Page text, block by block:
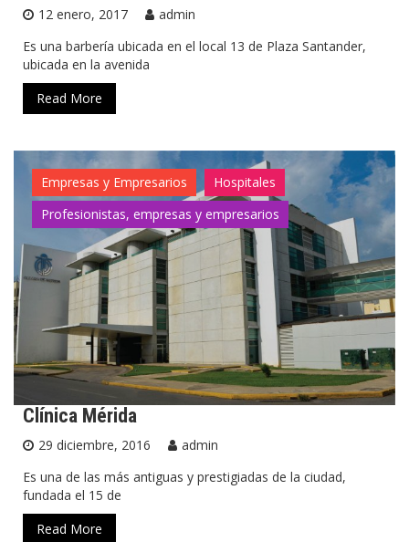
12 enero, 2017
admin
Es una barbería ubicada en el local 13 de Plaza Santander,
ubicada en la avenida
Read More
Empresas y Empresarios
Hospitales
Profesionistas, empresas y empresarios
Clínica Mérida
29 diciembre, 2016
admin
Es una de las más antiguas y prestigiadas de la ciudad,
fundada el 15 de
Read More